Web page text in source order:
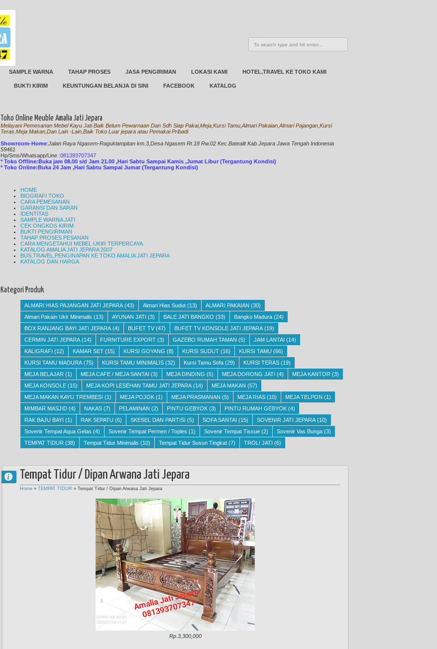
SAMPLE WARNA TAHAP PROSES JASA PENGIRIMAN LOKASI KAMI HOTEL,TRAVEL KE TOKO KAMI
BUKTI KIRIM KEUNTUNGAN BELANJA DI SINI FACEBOOK KATALOG
Toko Online Meuble Amalia Jati Jepara
Melayani Pemesanan Mebel Kayu Jati Baik Belum Pewarnaan Dan Sdh Siap Pakai,Meja,Kursi Tamu,Almari Pakaian,Almari Pajangan,Kursi
Teras,Meja Makan,Dan Lain -Lain,Baik Toko Luar jepara atau Pemakai Pribadi
Showroom-Home:Jalan Raya Ngasem-Raguklampitan km.3,Desa Ngasem Rt.18 Rw.02 Kec.Batealit Kab.Jepara Jawa Tengah Indonesia
59461
Hp/Sms/Whatsapp/Line :081393707347
* Toko Offline:Buka jam 08.00 s/d Jam 21.00 ,Hari Sabtu Sampai Kamis ,Jumat Libur (Tergantung Kondisi)
* Toko Online:Buka 24 Jam ,Hari Sabtu Sampai Jumat (Tergantung Kondisi)
HOME
BIOGRAFI TOKO
CARA PEMESANAN
GARANSI DAN SARAN
IDENTITAS
SAMPLE WARNA JATI
CEK ONGKOS KIRIM
BUKTI PENGIRIMAN
TAHAP PROSES PESANAN
CARA MENGETAHUI MEBEL UKIR TERPERCAYA
KATALOG AMALIA JATI JEPARA 2007
BUS,TRAVEL,PENGINAPAN KE TOKO AMALIA JATI JEPARA
KATALOG DAN HARGA
Kategori Produk
ALMARI HIAS PAJANGAN JATI JEPARA (43) Almari Hias Sudut (13) ALMARI PAKAIAN (30)
Almari Pakain Ukir Minimalis (13) AYUNAN JATI (3) BALE JATI BANGKO (33) Bangko Madura (24)
BOX RANJANG BAYI JATI JEPARA (4) BUFET TV (47) BUFET TV KONSOLE JATI JEPARA (19)
CERMIN JATI JEPARA (14) FURNITURE EXPORT (3) GAZEBO RUMAH TAMAN (5) JAM LANTAI (14)
KALIGRAFI (12) KAMAR SET (15) KURSI GOYANG (8) KURSI SUDUT (16) KURSI TAMU (66)
KURSI TAMU MADURA (75) KURSI TAMU MINIMALIS (32) Kursi Tamu Sofa (29) KURSI TERAS (19)
MEJA BELAJAR (1) MEJA CAFE / MEJA SANTAI (3) MEJA DINDING (5) MEJA DORONG JATI (4) MEJA KANTOR (3)
MEJA KONSOLE (15) MEJA KOPI LESEHAN TAMU JATI JEPARA (14) MEJA MAKAN (57)
MEJA MAKAN KAYU TREMBESI (1) MEJA POJOK (1) MEJA PRASMANAN (5) MEJA RIAS (10) MEJA TELPON (1)
MIMBAR MASJID (4) NAKAS (7) PELAMINAN (2) PINTU GEBYOK (3) PINTU RUMAH GEBYOK (4)
RAK BAJU BAYI (1) RAK SEPATU (6) SKESEL DAN PARTISI (5) SOFA SANTAI (15) SOVENIR JATI JEPARA (10)
Sovenir Tempat Aqua Gelas (4) Sovenir Tempat Permen / Toples (1) Sovenir Tempat Tissue (2) Sovenir Vas Bunga (3)
TEMPAT TIDUR (38) Tempat Tidur Minimalis (10) Tempat Tidur Susun Tingkat (7) TROLI JATI (6)
Tempat Tidur / Dipan Arwana Jati Jepara
Home » TEMPAT TIDUR » Tempat Tidur / Dipan Arwana Jati Jepara
Rp.3,300,000